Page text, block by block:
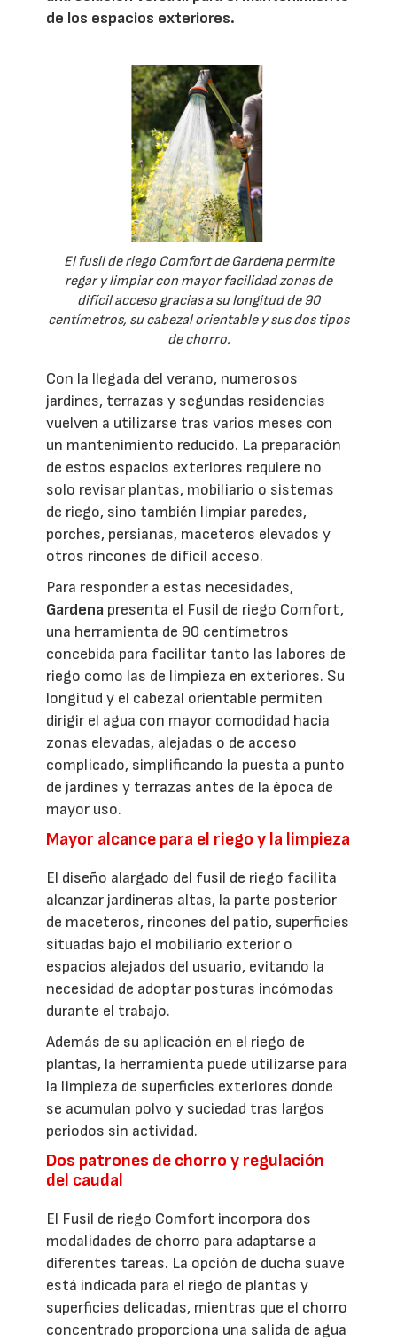
de los espacios exteriores.
El fusil de riego Comfort de Gardena permite
regar y limpiar con mayor facilidad zonas de
difícil acceso gracias a su longitud de 90
centímetros, su cabezal orientable y sus dos tipos
de chorro.
Con la llegada del verano, numerosos
jardines, terrazas y segundas residencias
vuelven a utilizarse tras varios meses con
un mantenimiento reducido. La preparación
de estos espacios exteriores requiere no
solo revisar plantas, mobiliario o sistemas
de riego, sino también limpiar paredes,
porches, persianas, maceteros elevados y
otros rincones de difícil acceso.
Para responder a estas necesidades,
Gardena presenta el Fusil de riego Comfort,
una herramienta de 90 centímetros
concebida para facilitar tanto las labores de
riego como las de limpieza en exteriores. Su
longitud y el cabezal orientable permiten
dirigir el agua con mayor comodidad hacia
zonas elevadas, alejadas o de acceso
complicado, simplificando la puesta a punto
de jardines y terrazas antes de la época de
mayor uso.
Mayor alcance para el riego y la limpieza
El diseño alargado del fusil de riego facilita
alcanzar jardineras altas, la parte posterior
de maceteros, rincones del patio, superficies
situadas bajo el mobiliario exterior o
espacios alejados del usuario, evitando la
necesidad de adoptar posturas incómodas
durante el trabajo.
Además de su aplicación en el riego de
plantas, la herramienta puede utilizarse para
la limpieza de superficies exteriores donde
se acumulan polvo y suciedad tras largos
periodos sin actividad.
Dos patrones de chorro y regulación
del caudal
El Fusil de riego Comfort incorpora dos
modalidades de chorro para adaptarse a
diferentes tareas. La opción de ducha suave
está indicada para el riego de plantas y
superficies delicadas, mientras que el chorro
concentrado proporciona una salida de agua